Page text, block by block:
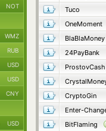
Tuco
OneMoment
BlaBlaMoney
24PayBank
ProstovCash
CryptoGin
Enter-
BitFlaming
NOT
WMZ
RUB
USD
USD
CNY
USD